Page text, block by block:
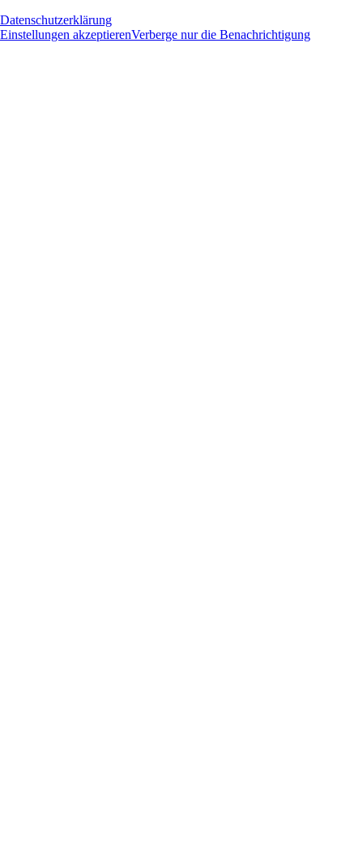
Datenschutzerklärung
Einstellungen akzeptierenVerberge nur die Benachrichtigung